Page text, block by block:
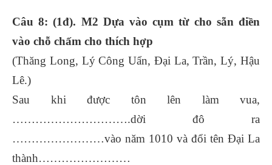
Câu 8: (1đ). M2 Dựa vào cụm từ cho sẵn điền
vào chỗ chấm cho thích hợp
(Thăng Long, Lý Công Uẩn, Đại La, Trần, Lý, Hậu
Lê.)
Sau khi được tôn lên làm vua,
………………………….dời đô ra
……………………vào năm 1010 và đổi tên Đại La
thành……………………